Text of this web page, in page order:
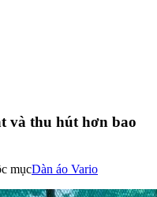
và thu hút hơn bao
mụcDàn áo Vario